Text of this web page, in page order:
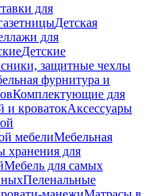
для
Детская
для
Детские
защитные чехлы
фурнитура и
Комплектующие для
и кроватокАксессуары
мебелиМебельная
хранения для
Мебель для самых
Пеленальные